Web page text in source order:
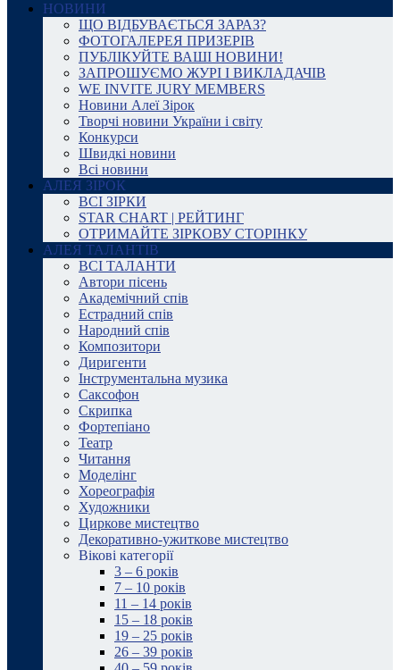
НОВИНИ
ЩО ВІДБУВАЄТЬСЯ ЗАРАЗ?
ФОТОГАЛЕРЕЯ ПРИЗЕРІВ
ПУБЛІКУЙТЕ ВАШІ НОВИНИ!
ЗАПРОШУЄМО ЖУРІ І ВИКЛАДАЧІВ
WE INVITE JURY MEMBERS
Новини Алеї Зірок
Творчі новини України і світу
Конкурси
Швидкі новини
Всі новини
АЛЕЯ ЗІРОК
ВСІ ЗІРКИ
STAR CHART | РЕЙТИНГ
ОТРИМАЙТЕ ЗІРКОВУ СТОРІНКУ
АЛЕЯ ТАЛАНТІВ
ВСІ ТАЛАНТИ
Автори пісень
Академічний спів
Естрадний спів
Народний спів
Композитори
Диригенти
Інструментальна музика
Саксофон
Скрипка
Фортепіано
Театр
Читання
Моделінг
Хореографія
Художники
Циркове мистецтво
Декоративно-ужиткове мистецтво
Вікові категорії
3 – 6 років
7 – 10 років
11 – 14 років
15 – 18 років
19 – 25 років
26 – 39 років